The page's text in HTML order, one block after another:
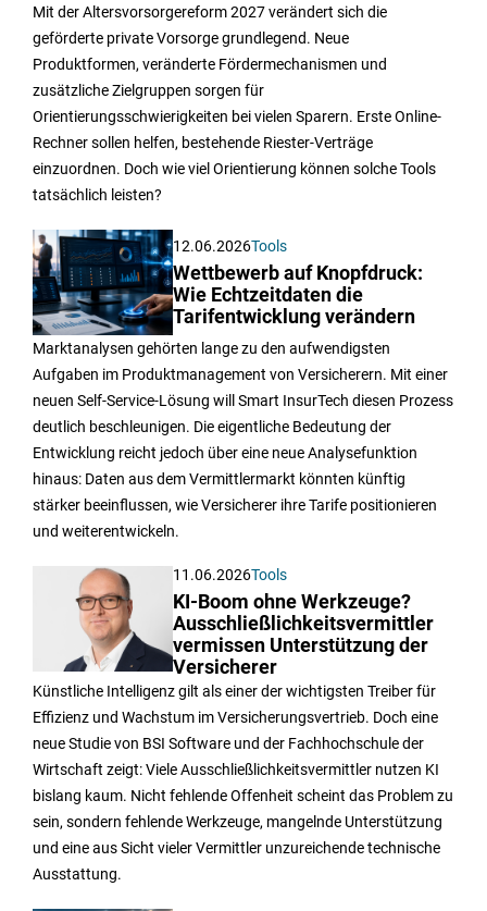
Mit der Altersvorsorgereform 2027 verändert sich die
geförderte private Vorsorge grundlegend. Neue
Produktformen, veränderte Fördermechanismen und
zusätzliche Zielgruppen sorgen für
Orientierungsschwierigkeiten bei vielen Sparern. Erste Online-
Rechner sollen helfen, bestehende Riester-Verträge
einzuordnen. Doch wie viel Orientierung können solche Tools
tatsächlich leisten?
12.06.2026Tools
Wettbewerb auf Knopfdruck:
Wie Echtzeitdaten die
Tarifentwicklung verändern
Marktanalysen gehörten lange zu den aufwendigsten
Aufgaben im Produktmanagement von Versicherern. Mit einer
neuen Self-Service-Lösung will Smart InsurTech diesen Prozess
deutlich beschleunigen. Die eigentliche Bedeutung der
Entwicklung reicht jedoch über eine neue Analysefunktion
hinaus: Daten aus dem Vermittlermarkt könnten künftig
stärker beeinflussen, wie Versicherer ihre Tarife positionieren
und weiterentwickeln.
11.06.2026Tools
KI-Boom ohne Werkzeuge?
Ausschließlichkeitsvermittler
vermissen Unterstützung der
Versicherer
Künstliche Intelligenz gilt als einer der wichtigsten Treiber für
Effizienz und Wachstum im Versicherungsvertrieb. Doch eine
neue Studie von BSI Software und der Fachhochschule der
Wirtschaft zeigt: Viele Ausschließlichkeitsvermittler nutzen KI
bislang kaum. Nicht fehlende Offenheit scheint das Problem zu
sein, sondern fehlende Werkzeuge, mangelnde Unterstützung
und eine aus Sicht vieler Vermittler unzureichende technische
Ausstattung.